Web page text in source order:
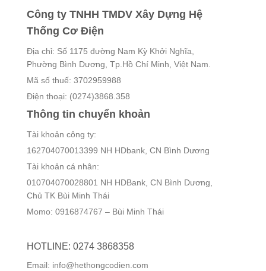
Công ty TNHH TMDV Xây Dựng Hệ
Thống Cơ Điện
Địa chỉ: Số 1175 đường Nam Kỳ Khởi Nghĩa,
Phường Bình Dương, Tp.Hồ Chí Minh, Việt Nam.
Mã số thuế: 3702959988
Điện thoại: (0274)3868.358
Thông tin chuyển khoản
Tài khoản công ty:
162704070013399 NH HDbank, CN Bình Dương
Tài khoản cá nhân:
010704070028801 NH HDBank, CN Bình Dương,
Chủ TK Bùi Minh Thái
Momo: 0916874767 – Bùi Minh Thái
HOTLINE: 0274 3868358
Email: info@hethongcodien.com